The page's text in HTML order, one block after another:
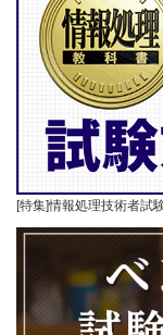
[特集]情報処理技術者試